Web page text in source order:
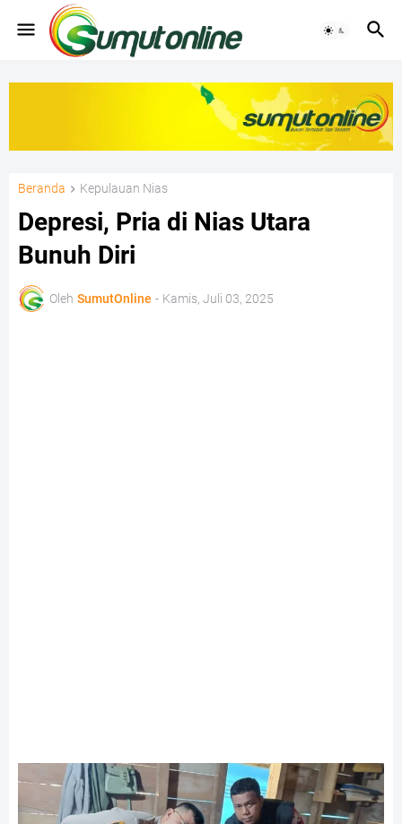
Beranda Kepulauan Nias
Depresi, Pria di Nias Utara
Bunuh Diri
Oleh SumutOnline - Kamis, Juli 03, 2025